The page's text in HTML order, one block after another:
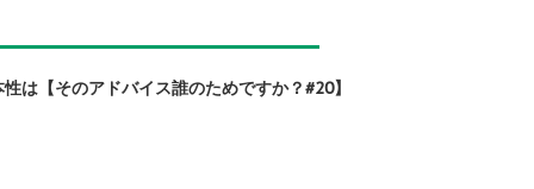
は【そのアドバイス誰のためですか？#20】